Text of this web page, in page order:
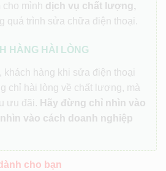
cho mình dịch vụ chất lượng,
quá trình sửa chữa điện thoại.
HÀNG HÀI LÒNG
khách hàng khi sửa điện thoại
chỉ hài lòng về chất lượng, mà
ưu đãi. Hãy đừng chỉ nhìn vào
vào cách doanh nghiệp
cho bạn